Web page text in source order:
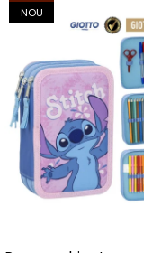
NOU